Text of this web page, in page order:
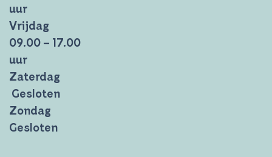
uur
Vrijdag
09.00 – 17.00
uur
Zaterdag
Gesloten
Zondag
Gesloten